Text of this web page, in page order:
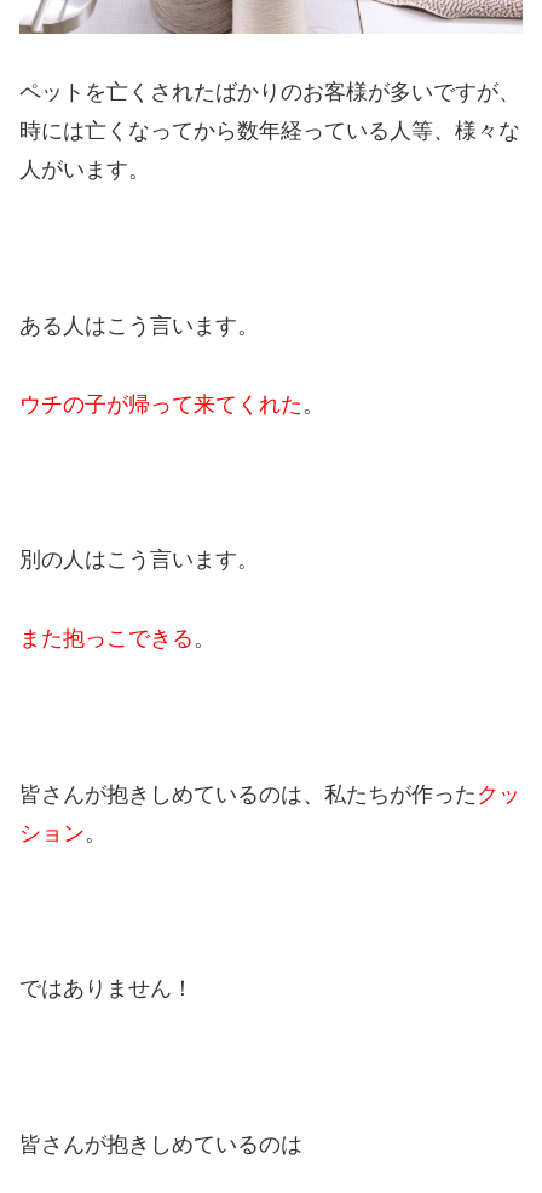
ペットを亡くされたばかりのお客様が多いですが、
時には亡くなってから数年経っている人等、様々な
人がいます。
ある人はこう言います。
ウチの子が帰って来てくれた 。
別の人はこう言います。
また抱っこできる 。
皆さんが抱きしめているのは、私たちが作った クッ
ション。
ではありません！
皆さんが抱きしめているのは